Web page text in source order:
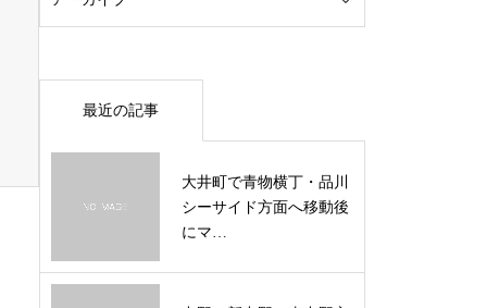
最近の記事
大井町で青物横丁・品川
シーサイド方面へ移動後
にマ…